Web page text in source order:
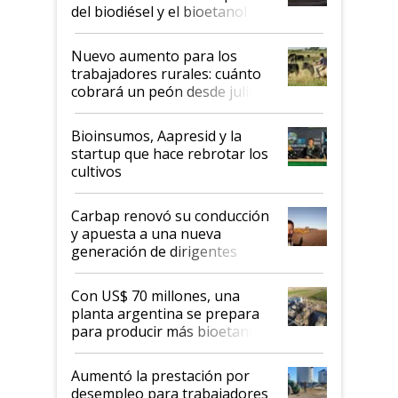
del biodiésel y el bioetanol
Nuevo aumento para los
trabajadores rurales: cuánto
cobrará un peón desde julio
Bioinsumos, Aapresid y la
startup que hace rebrotar los
cultivos
Carbap renovó su conducción
y apuesta a una nueva
generación de dirigentes
rurales
Con US$ 70 millones, una
planta argentina se prepara
para producir más bioetanol
que nunca
Aumentó la prestación por
desempleo para trabajadores